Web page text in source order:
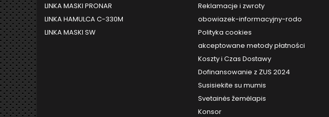
LINKA MASKI PRONAR
LINKA HAMULCA C-330M
LINKA MASKI SW
Reklamacje i zwroty
obowiazek-informacyjny-rodo
Polityka cookies
akceptowane metody płatności
Koszty i Czas Dostawy
Dofinansowanie z ZUS 2024
Susisiekite su mumis
Svetainės žemėlapis
Konsor